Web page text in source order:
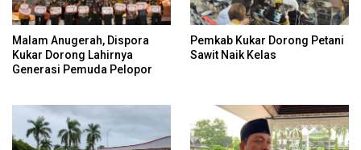
Malam Anugerah, Dispora
Kukar Dorong Lahirnya
Generasi Pemuda Pelopor
Pemkab Kukar Dorong Petani
Sawit Naik Kelas